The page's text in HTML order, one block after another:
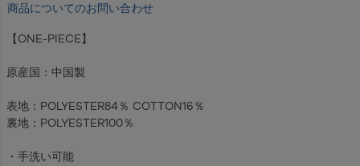
商品についてのお問い合わせ
【ONE-PIECE】
原産国：中国製
表地：POLYESTER84％ COTTON16％
裏地：POLYESTER100％
・手洗い可能